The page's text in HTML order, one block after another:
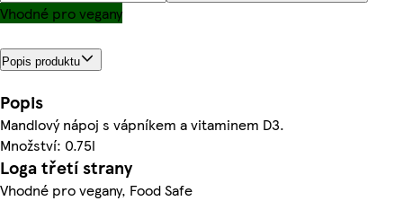
Vhodné pro vegany
Popis produktu
Popis
Mandlový nápoj s vápníkem a vitaminem D3.
Množství: 0.75l
Loga třetí strany
Vhodné pro vegany, Food Safe